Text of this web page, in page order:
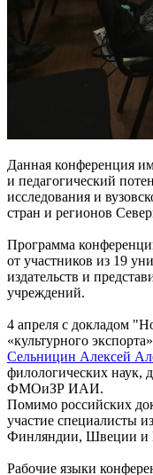
Данная конференция
и педагогический
исследования и
стран и регионов
Программа
от участников из 19
издательств и
учреждений.
4 апреля с докладом
«культурного
Сельницин Алексей
филологических наук,
ФМОиЗР ИАИ.
Помимо российских
участие специалисты
Финляндии, Швеции и
Рабочие языки